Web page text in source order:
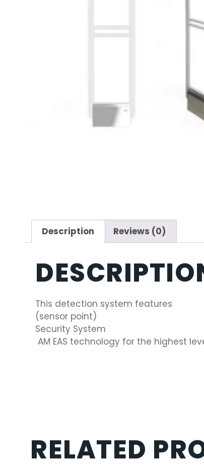
Description Reviews (0)
This detection system features
(sensor point)
Security System
AM EAS technology for the highest
RELATED